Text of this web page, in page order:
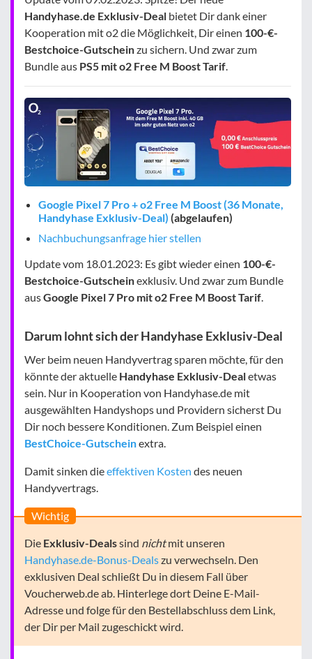
Handyhase.de Exklusiv-Deal bietet Dir dank einer
Kooperation mit o2 die Möglichkeit, Dir einen 100-€-
Bestchoice-Gutscheinzu sichern. Und zwar zum
Bundle aus PS5 mit o2 Free M Boost Tarif.
Google Pixel 7 Pro + o2 Free M Boost (36 Monate,
Handyhase Exklusiv-Deal) (abgelaufen)
Nachbuchungsanfrage hier stellen
Update vom 18.01.2023: Es gibt wieder einen 100-€-
Bestchoice-Gutscheinexklusiv. Und zwar zum Bundle
ausGoogle Pixel 7 Pro mit o2 Free M Boost Tarif.
Darum lohnt sich der Handyhase Exklusiv-Deal
Wer beim neuen Handyvertrag sparen möchte, für den
könnte der aktuelle Handyhase Exklusiv-Dealetwas
sein. Nur in Kooperation von Handyhase.de mit
ausgewählten Handyshops und Providern sicherst Du
Dir noch bessere Konditionen. Zum Beispiel einen
BestChoice-Gutscheinextra.
Damit sinken dieeffektiven Kosten des neuen
Handyvertrags.
Wichtig
Die Exklusiv-Dealssind nichtmit unseren
Handyhase.de-Bonus-Dealszu verwechseln. Den
exklusiven Deal schließt Du in diesem Fall über
Voucherweb.de ab. Hinterlege dort Deine E-Mail-
Adresse und folge für den Bestellabschluss dem Link,
der Dir per Mail zugeschickt wird.